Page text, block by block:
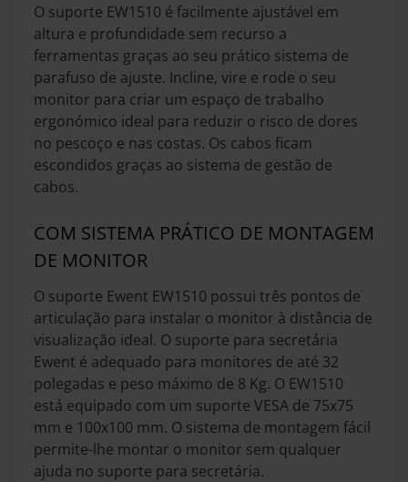
O suporte EW1510 é facilmente ajustável em
altura e profundidade sem recurso a
ferramentas graças ao seu prático sistema de
parafuso de ajuste. Incline, vire e rode o seu
monitor para criar um espaço de trabalho
ergonómico ideal para reduzir o risco de dores
no pescoço e nas costas. Os cabos ficam
escondidos graças ao sistema de gestão de
cabos.
COM SISTEMA PRÁTICO DE MONTAGEM
DE MONITOR
O suporte Ewent EW1510 possui três pontos de
articulação para instalar o monitor à distância de
visualização ideal. O suporte para secretária
Ewent é adequado para monitores de até 32
polegadas e peso máximo de 8 Kg. O EW1510
está equipado com um suporte VESA de 75x75
mm e 100x100 mm. O sistema de montagem fácil
permite-lhe montar o monitor sem qualquer
ajuda no suporte para secretária.